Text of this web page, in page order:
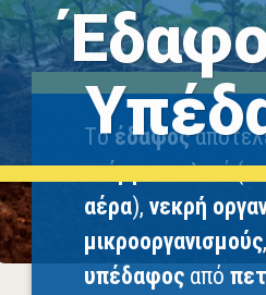
Tοέδαφος
ανόργαναυλικά
αέρα),νεκρή
μικροοργανισμούς
υπέδαφος από